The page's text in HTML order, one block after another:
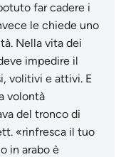
far cadere i
le chiede uno
Nella vita dei
impedire il
volitivi e attivi. E
volontà
del tronco di
«rinfresca il tuo
in arabo è